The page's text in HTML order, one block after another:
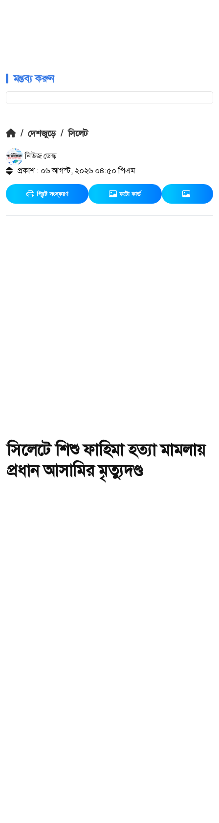
মন্তব্য করুন
/ দেশজুড়ে / সিলেট
নিউজ ডেস্ক
প্রকাশ : ০৬ আগস্ট, ২০২৬ ০৪:৫০ পিএম
প্রিন্ট সংস্করণ ফটো কার্ড
সিলেটে শিশু ফাহিমা হত্যা মামলায়
প্রধান আসামির মৃত্যুদণ্ড